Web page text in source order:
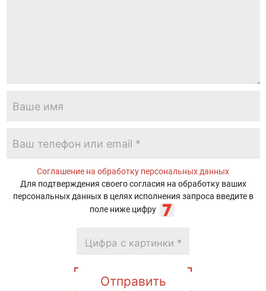
Соглашение на обработку персональных данных
Для подтверждения своего согласия на обработку ваших
персональных данных в целях исполнения запроса введите в
поле ниже цифру
Отправить